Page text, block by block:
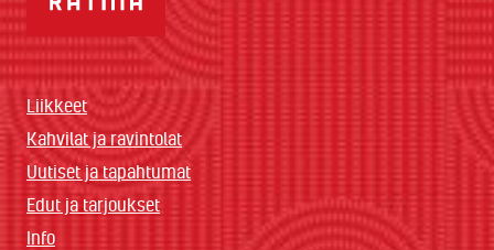
Liikkeet
Kahvilat ja ravintolat
Uutiset ja tapahtumat
Edut ja tarjoukset
Info